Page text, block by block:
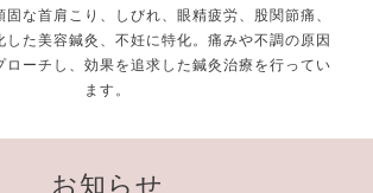
な首肩こり、しびれ、眼精疲労、股関節痛、
した美容鍼灸、不妊に特化。痛みや不調の原因
ローチし、効果を追求した鍼灸治療を行ってい
ます。
お知らせ